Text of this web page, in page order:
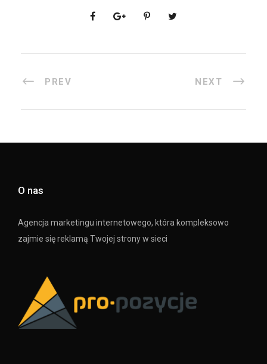
PREV NEXT
O nas
Agencja marketingu internetowego, która kompleksowo
zajmie się reklamą Twojej strony w sieci